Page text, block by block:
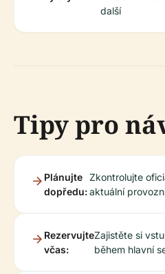
další
Tipy pro
Plánujte
dopředu:
Zkontrolujte
aktuální
Rezervujte
včas:
Zajistěte si
během hlavní